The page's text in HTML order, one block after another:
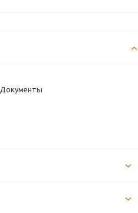
Документы